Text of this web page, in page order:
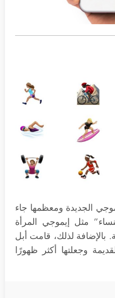
الجديدة ومعظمها جاء
مثل إيموجي المرأة
بالإضافة لذلك، قامت أبل
وجعلتها أكثر ظهورًا